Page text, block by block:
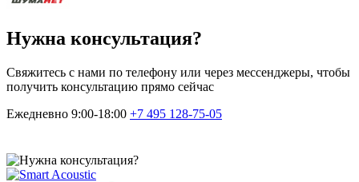
Нужна консультация?
Свяжитесь с нами по телефону или через мессенджеры, чтобы
получить консультацию прямо сейчас
Ежедневно 9:00-18:00 +7 495 128-75-05